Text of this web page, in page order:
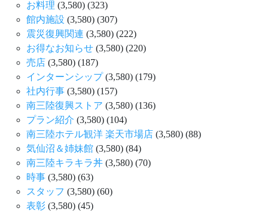
お料理 (3,580) (323)
館内施設 (3,580) (307)
震災復興関連 (3,580) (222)
お得なお知らせ (3,580) (220)
売店 (3,580) (187)
インターンシップ(3,580) (179)
社内行事 (3,580) (157)
南三陸復興ストア (3,580) (136)
プラン紹介 (3,580) (104)
南三陸ホテル観洋 楽天市場店 (3,580) (88)
気仙沼＆姉妹館 (3,580) (84)
南三陸キラキラ丼 (3,580) (70)
時事 (3,580) (63)
スタッフ (3,580) (60)
表彰 (3,580) (45)